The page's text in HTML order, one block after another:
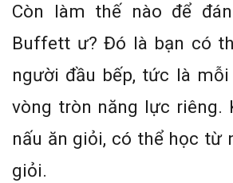
Còn làm thế nào để
Buffett ư? Đó là bạn có
người đầu bếp, tức là
vòng tròn năng lực riêng.
nấu ăn giỏi, có thể học từ
giỏi.